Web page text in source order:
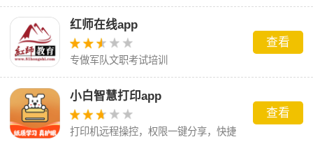
红师在线app
专做军队文职考试培训
查看
小白智慧打印app
打印机远程操控，权限一键分享，快捷
查看